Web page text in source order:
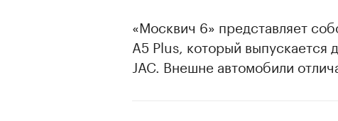
«Москвич 6» представляет
A5 Plus, который
JAC. Внешне автомобили